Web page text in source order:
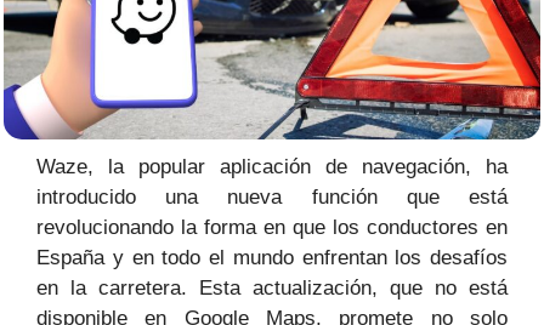
Waze, la popular aplicación de navegación, ha
introducido una nueva función que está
revolucionando la forma en que los conductores en
España y en todo el mundo enfrentan los desafíos
en la carretera. Esta actualización, que no está
disponible en Google Maps, promete no solo